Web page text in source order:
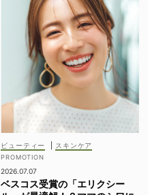
ビューティー スキンケア
2026.07.07
ベスコス受賞の「エリクシー